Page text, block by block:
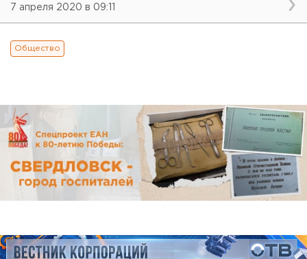
7 апреля 2020 в 09:11
Общество